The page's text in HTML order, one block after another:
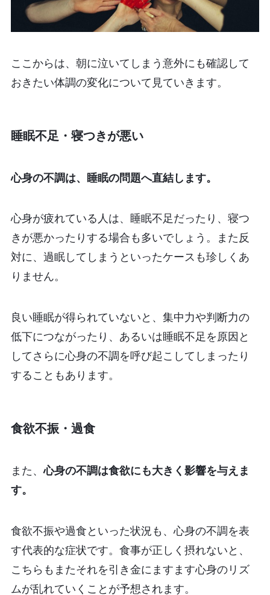
ここからは、朝に泣いてしまう意外にも確認して
おきたい体調の変化について見ていきます。
睡眠不足・寝つきが悪い
心身の不調は、睡眠の問題へ直結します。
心身が疲れている人は、睡眠不足だったり、寝つ
きが悪かったりする場合も多いでしょう。また反
対に、過眠してしまうといったケースも珍しくあ
りません。
良い睡眠が得られていないと、集中力や判断力の
低下につながったり、あるいは睡眠不足を原因と
してさらに心身の不調を呼び起こしてしまったり
することもあります。
食欲不振・過食
また、心身の不調は食欲にも大きく影響を与えま
す。
食欲不振や過食といった状況も、心身の不調を表
す代表的な症状です。食事が正しく摂れないと、
こちらもまたそれを引き金にますます心身のリズ
ムが乱れていくことが予想されます。